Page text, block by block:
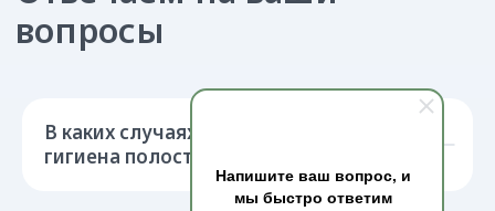
Напишите ваш вопрос, и
мы быстро ответим
В каких случаях ребенку показана
гигиена полости рта у стоматолога?